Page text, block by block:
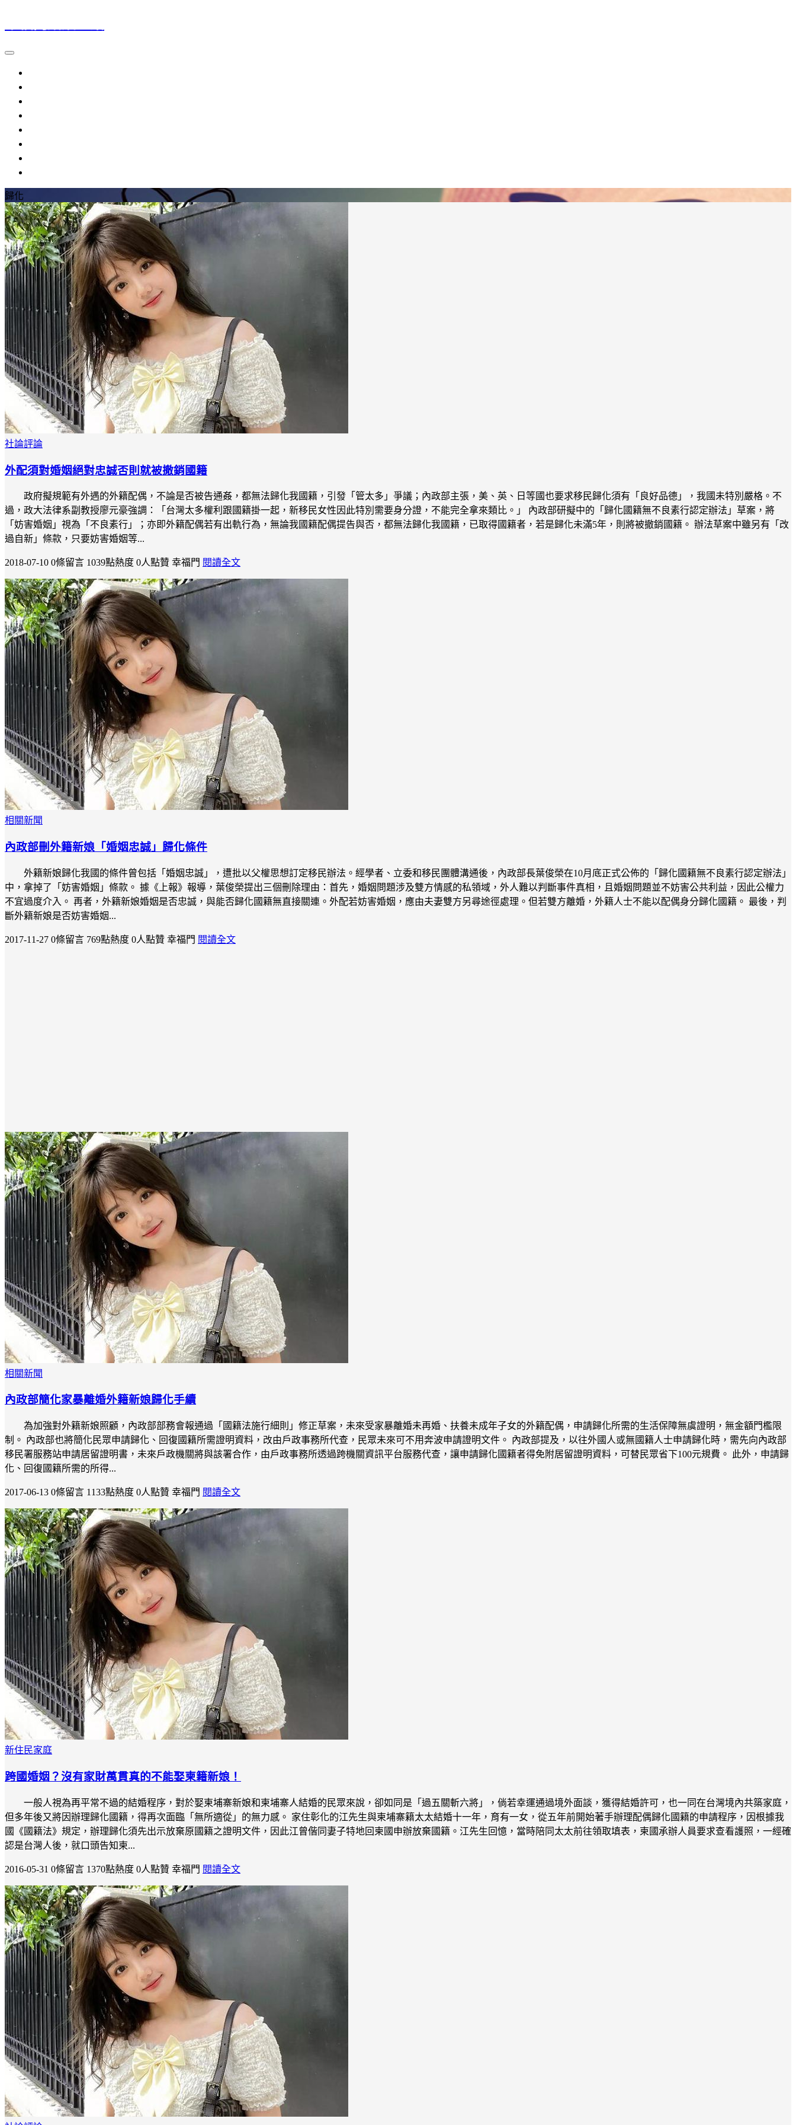
歸化
社論評論
外配須對婚姻絕對忠誠否則就被撤銷國籍
政府擬規範有外遇的外籍配偶，不論是否被告通姦，都無法歸化我國籍，引發「管太多」爭議；內政部主張，美、英、日等國也要求移民歸化須有「良好品德」，我國未特別嚴格。不
過，政大法律系副教授廖元豪強調：「台灣太多權利跟國籍掛一起，新移民女性因此特別需要身分證，不能完全拿來類比。」 內政部研擬中的「歸化國籍無不良素行認定辦法」草案，將
「妨害婚姻」視為「不良素行」；亦即外籍配偶若有出軌行為，無論我國籍配偶提告與否，都無法歸化我國籍，已取得國籍者，若是歸化未滿5年，則將被撤銷國籍。 辦法草案中雖另有「改
過自新」條款，只要妨害婚姻等...
2018-07-10 0條留言 1039點熱度 0人點贊 幸福門 閱讀全文
相關新聞
內政部刪外籍新娘「婚姻忠誠」歸化條件
外籍新娘歸化我國的條件曾包括「婚姻忠誠」，遭批以父權思想訂定移民辦法。經學者、立委和移民團體溝通後，內政部長葉俊榮在10月底正式公佈的「歸化國籍無不良素行認定辦法」
中，拿掉了「妨害婚姻」條款。 據《上報》報導，葉俊榮提出三個刪除理由：首先，婚姻問題涉及雙方情感的私領域，外人難以判斷事件真相，且婚姻問題並不妨害公共利益，因此公權力
不宜過度介入。 再者，外籍新娘婚姻是否忠誠，與能否歸化國籍無直接關連。外配若妨害婚姻，應由夫妻雙方另尋途徑處理。但若雙方離婚，外籍人士不能以配偶身分歸化國籍。 最後，判
斷外籍新娘是否妨害婚姻...
2017-11-27 0條留言 769點熱度 0人點贊 幸福門 閱讀全文
相關新聞
內政部簡化家暴離婚外籍新娘歸化手續
為加強對外籍新娘照顧，內政部部務會報通過「國籍法施行細則」修正草案，未來受家暴離婚未再婚、扶養未成年子女的外籍配偶，申請歸化所需的生活保障無虞證明，無金額門檻限
制。 內政部也將簡化民眾申請歸化、回復國籍所需證明資料，改由戶政事務所代查，民眾未來可不用奔波申請證明文件。 內政部提及，以往外國人或無國籍人士申請歸化時，需先向內政部
移民署服務站申請居留證明書，未來戶政機關將與該署合作，由戶政事務所透過跨機關資訊平台服務代查，讓申請歸化國籍者得免附居留證明資料，可替民眾省下100元規費。 此外，申請歸
化、回復國籍所需的所得...
2017-06-13 0條留言 1133點熱度 0人點贊 幸福門 閱讀全文
新住民家庭
跨國婚姻？沒有家財萬貫真的不能娶柬籍新娘！
一般人視為再平常不過的結婚程序，對於娶柬埔寨新娘和柬埔寨人結婚的民眾來說，卻如同是「過五關斬六將」，倘若幸運通過境外面談，獲得結婚許可，也一同在台灣境內共築家庭，
但多年後又將因辦理歸化國籍，得再次面臨「無所適從」的無力感。 家住彰化的江先生與柬埔寨籍太太結婚十一年，育有一女，從五年前開始著手辦理配偶歸化國籍的申請程序，因根據我
國《國籍法》規定，辦理歸化須先出示放棄原國籍之證明文件，因此江曾偕同妻子特地回柬國申辦放棄國籍。江先生回憶，當時陪同太太前往領取填表，柬國承辦人員要求查看護照，一經確
認是台灣人後，就口頭告知柬...
2016-05-31 0條留言 1370點熱度 0人點贊 幸福門 閱讀全文